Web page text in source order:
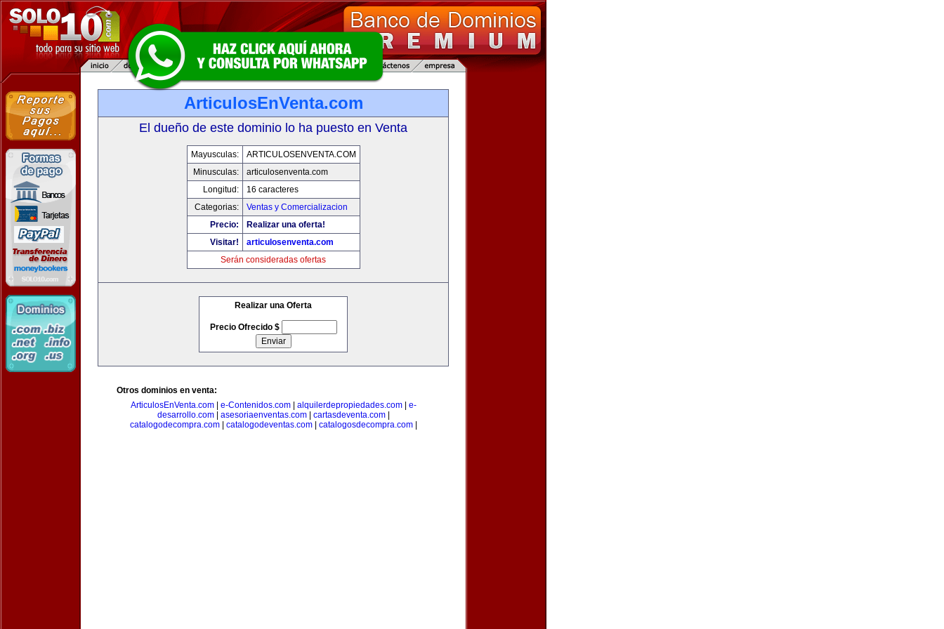
ArticulosEnVenta.com
El dueño de este dominio lo ha puesto en Venta
Mayusculas:
ARTICULOSENVENTA.COM
Minusculas:
articulosenventa.com
Longitud:
16 caracteres
Categorias:
Ventas y Comercializacion
Precio:
Realizar una oferta!
Visitar!
articulosenventa.com
Serán consideradas ofertas
Realizar una Oferta
Precio Ofrecido $
Otros dominios en venta:
ArticulosEnVenta.com| e-Contenidos.com| alquilerdepropiedades.com| e-
desarrollo.com| asesoriaenventas.com| cartasdeventa.com|
catalogodecompra.com| catalogodeventas.com| catalogosdecompra.com|